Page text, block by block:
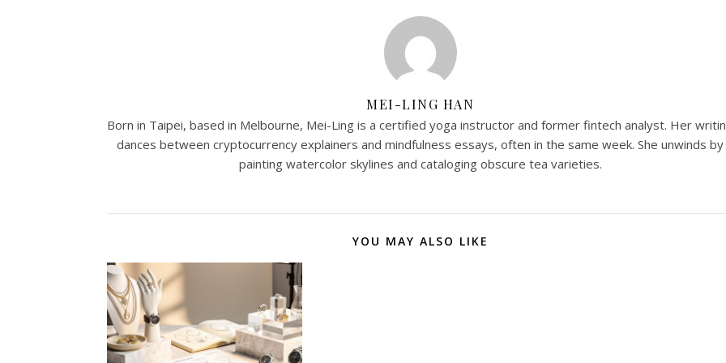
MEI-LING HAN
Born in Taipei, based in Melbourne, Mei-Ling is a certified yoga instructor and former fintech analyst. Her
dances between cryptocurrency explainers and mindfulness essays, often in the same week. She unwinds by
painting watercolor skylines and cataloging obscure tea varieties.
YOU MAY ALSO LIKE